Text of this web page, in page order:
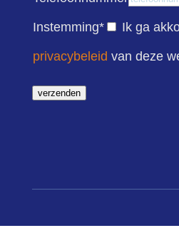
Instemming* Ik ga
privacybeleid van deze
verzenden